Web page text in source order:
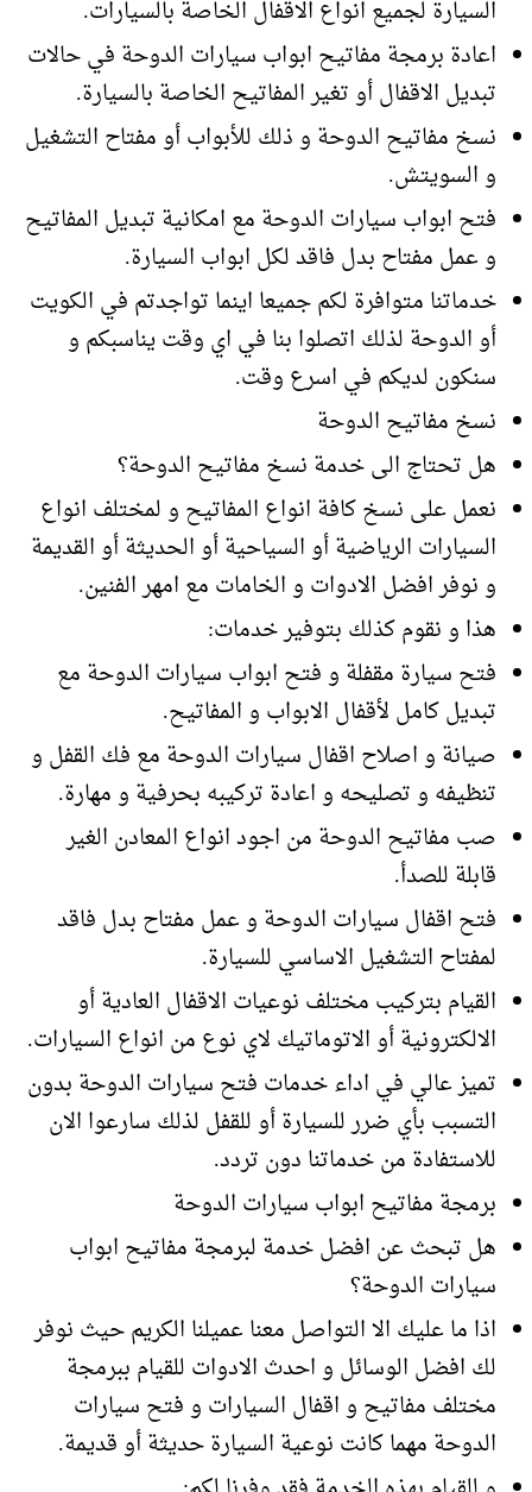
السيارة لجميع انواع الاقفال الخاصة بالسيارات.
اعادة برمجة مفاتيح ابواب سيارات الدوحة في حالات
تبديل الاقفال أو تغير المفاتيح الخاصة بالسيارة.
نسخ مفاتيح الدوحة و ذلك للأبواب أو مفتاح التشغيل
و السويتش.
فتح ابواب سيارات الدوحة مع امكانية تبديل المفاتيح
و عمل مفتاح بدل فاقد لكل ابواب السيارة.
خدماتنا متوافرة لكم جميعا اينما تواجدتم في الكويت
أو الدوحة لذلك اتصلوا بنا في اي وقت يناسبكم و
سنكون لديكم في اسرع وقت.
نسخ مفاتيح الدوحة
هل تحتاج الى خدمة نسخ مفاتيح الدوحة؟
نعمل على نسخ كافة انواع المفاتيح و لمختلف انواع
السيارات الرياضية أو السياحية أو الحديثة أو القديمة
و نوفر افضل الادوات و الخامات مع امهر الفنين.
هذا و نقوم كذلك بتوفير خدمات:
فتح سيارة مقفلة و فتح ابواب سيارات الدوحة مع
تبديل كامل لأقفال الابواب و المفاتيح.
صيانة و اصلاح اقفال سيارات الدوحة مع فك القفل و
تنظيفه و تصليحه و اعادة تركيبه بحرفية و مهارة.
صب مفاتيح الدوحة من اجود انواع المعادن الغير
قابلة للصدأ.
فتح اقفال سيارات الدوحة و عمل مفتاح بدل فاقد
لمفتاح التشغيل الاساسي للسيارة.
القيام بتركيب مختلف نوعيات الاقفال العادية أو
الالكترونية أو الاتوماتيك لاي نوع من انواع السيارات.
تميز عالي في اداء خدمات فتح سيارات الدوحة بدون
التسبب بأي ضرر للسيارة أو للقفل لذلك سارعوا الان
للاستفادة من خدماتنا دون تردد.
برمجة مفاتيح ابواب سيارات الدوحة
هل تبحث عن افضل خدمة لبرمجة مفاتيح ابواب
سيارات الدوحة؟
اذا ما عليك الا التواصل معنا عميلنا الكريم حيث نوفر
لك افضل الوسائل و احدث الادوات للقيام ببرمجة
مختلف مفاتيح و اقفال السيارات و فتح سيارات
الدوحة مهما كانت نوعية السيارة حديثة أو قديمة.